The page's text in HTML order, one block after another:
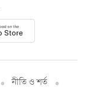
নীতি ও শর্ত